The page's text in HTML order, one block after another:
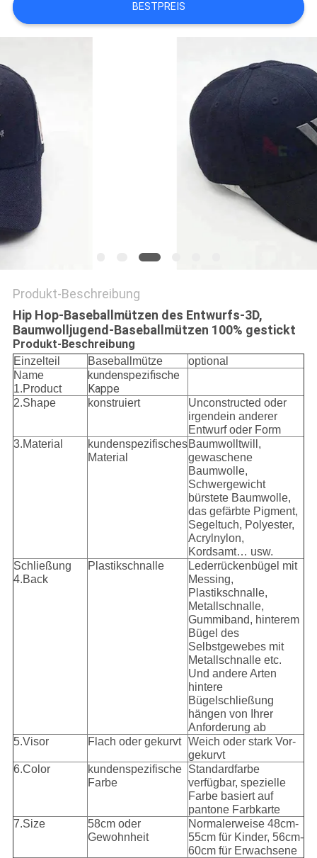
SITEMAP
PRIVACY
POLICY
BESTPREIS
Produkt-Beschreibung
Hip Hop-Baseballmützen des Entwurfs-3D,
Baumwolljugend-Baseballmützen 100% gestickt
Produkt-Beschreibung
Einzelteil Baseballmütze
optional
Name
1.Product
kundenspezifische
Kappe
2.Shape konstruiert
Unconstructed oder
irgendein anderer
Entwurf oder Form
3.Material
kundenspezifisches
Material
Baumwolltwill,
gewaschene
Baumwolle,
Schwergewicht
bürstete Baumwolle,
das gefärbte Pigment,
Segeltuch, Polyester,
Acrylnylon,
Kordsamt… usw.
Schließung
4.Back
Plastikschnalle
Lederrückenbügel mit
Messing,
Plastikschnalle,
Metallschnalle,
Gummiband, hinterem
Bügel des
Selbstgewebes mit
Metallschnalle etc.
Und andere Arten
hintere
Bügelschließung
hängen von Ihrer
Anforderung ab
5.Visor
Flach oder gekurvt Weich oder stark Vor-
gekurvt
6.Color
kundenspezifische
Farbe
Standardfarbe
verfügbar, spezielle
Farbe basiert auf
pantone Farbkarte
7.Size
58cm oder
Gewohnheit
Normalerweise 48cm-
55cm für Kinder, 56cm-
60cm für Erwachsene